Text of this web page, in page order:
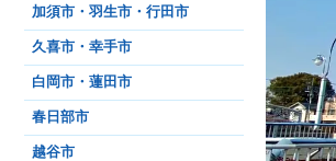
加須市・羽生市・行田市
久喜市・幸手市
白岡市・蓮田市
春日部市
越谷市